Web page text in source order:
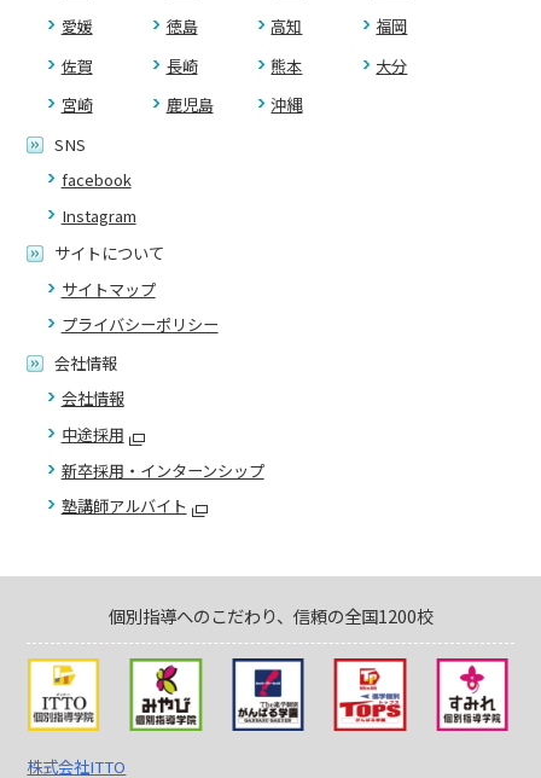
愛媛
徳島 高知
福岡
佐賀
長崎 熊本
大分
宮崎
鹿児島
沖縄
SNS
facebook
Instagram
サイトについて
サイトマップ
プライバシーポリシー
会社情報
会社情報
中途採用
新卒採用・インターンシップ
塾講師アルバイト
個別指導へのこだわり、信頼の全国1200校
株式会社ITTO